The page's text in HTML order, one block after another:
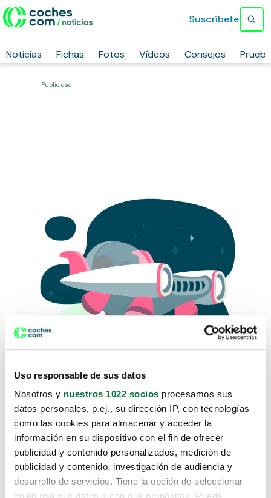
Uso responsable de sus datos
Nosotros y nuestros 1022 socios procesamos sus
datos personales, p.ej., su dirección IP, con tecnologías
como las cookies para almacenar y acceder la
información en su dispositivo con el fin de ofrecer
publicidad y contenido personalizados, medición de
publicidad y contenido, investigación de audiencia y
desarrollo de servicios. Tiene la opción de seleccionar
Noticias Fichas Fotos Vídeos Consejos
Suscríbete
Publicidad
Lo sentimos, no sabemos como
te hemos traido hasta aquí.
Pero puedes encontrar el coche que estás